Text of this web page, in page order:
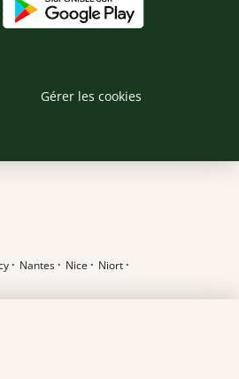
Gérer les cookies
· Nantes · Nice · Niort ·